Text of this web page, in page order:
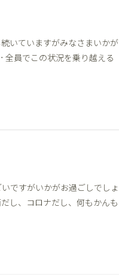
いていますがみなさまいかが
全員でこの状況を乗り越える
ですがいかがお過ごしでしょ
し、コロナだし、何もかんも